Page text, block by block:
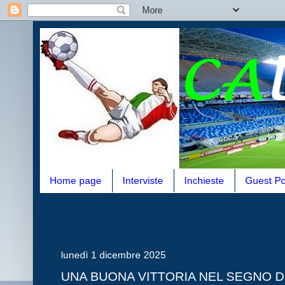
Home page Interviste Inchieste Guest
lunedì 1 dicembre 2025
UNA BUONA VITTORIA NEL SEGNO